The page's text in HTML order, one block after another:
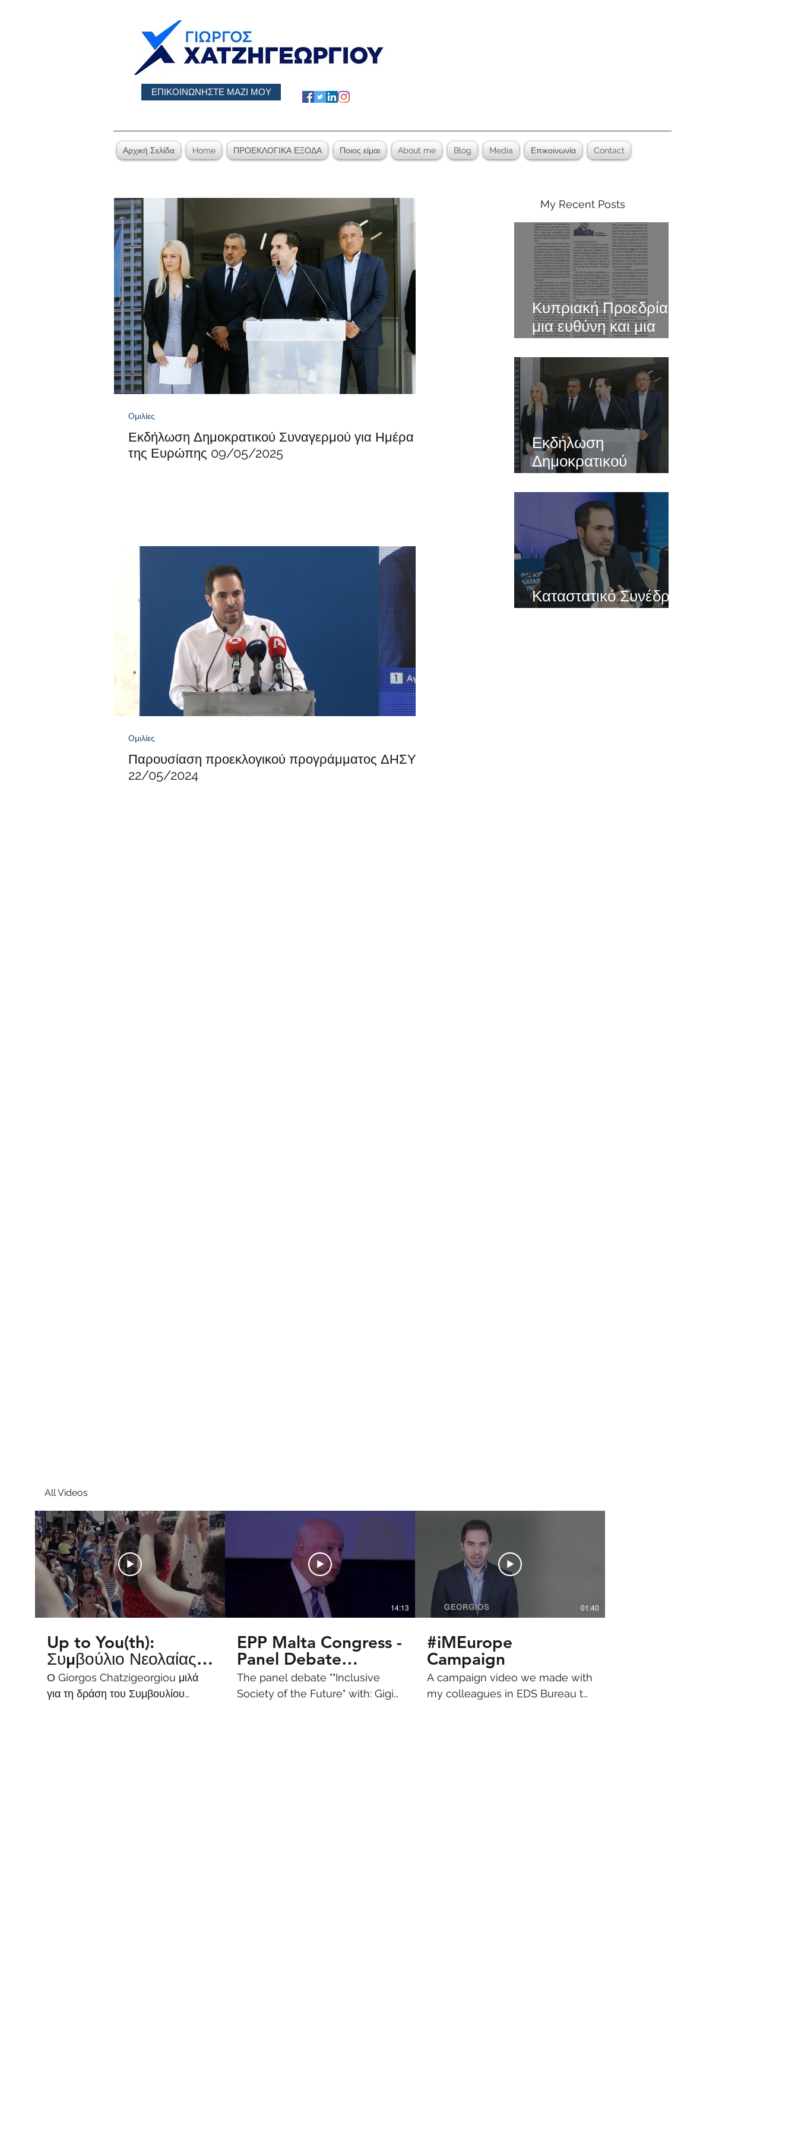
ΕΠΙΚΟΙΝΩΝΗΣΤΕ ΜΑΖΙ ΜΟΥ
Αρχική Σελίδα Home ΠΡΟΕΚΛΟΓΙΚΑ ΕΞΟΔΑ Ποιος είμαι About me Blog Media Επικοινωνία Contact
My Recent Posts
Κυπριακή Προεδρία:
μια ευθύνη και μια
Εκδήλωση
Δημοκρατικού
Ημέρα της Ευρώπης
09/05/2025
Καταστατικό Συνέδριο
All Videos
Up to You(th):
Συμβούλιο Νεολαίας
του Συμβουλίου της
Ευρώπης
Ο Giorgos Chatzigeorgiou μιλά
για τη δράση του Συμβουλίου
14:13
EPP Malta Congress -
Panel Debate
"Inclusive Society of
the Future"
The panel debate ""Inclusive
Society of the Future" with: Gigi
01:40
#iMEurope
Campaign
A campaign video we made with
my colleagues in EDS Bureau to
Εκδήλωση Δημοκρατικού Συναγερμού για Ημέρα
της Ευρώπης 09/05/2025
Ομιλίες
Παρουσίαση προεκλογικού προγράμματος ΔΗΣΥ
22/05/2024
Ομιλίες